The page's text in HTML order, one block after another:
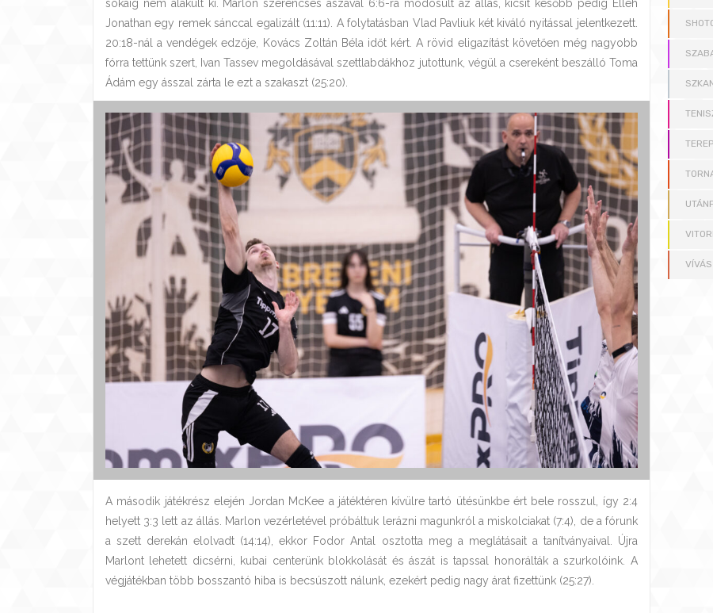
sokáig nem alakult ki. Marlon szerencsés ászával 6:6-ra módosult az állás, kicsit később pedig Elleh
Jonathan egy remek sánccal egalizált (11:11). A folytatásban Vlad Pavliuk két kiváló nyitással jelentkezett.
20:18-nál a vendégek edzője, Kovács Zoltán Béla időt kért. A rövid eligazítást követően még nagyobb
fórra tettünk szert, Ivan Tassev megoldásával szettlabdákhoz jutottunk, végül a csereként beszálló Toma
Ádám egy ásszal zárta le ezt a szakaszt (25:20).
A második játékrész elején Jordan McKee a játéktéren kívülre tartó ütésünkbe ért bele rosszul, így 2:4
helyett 3:3 lett az állás. Marlon vezérletével próbáltuk lerázni magunkról a miskolciakat (7:4), de a fórunk
a szett derekán elolvadt (14:14), ekkor Fodor Antal osztotta meg a meglátásait a tanítványaival. Újra
Marlont lehetett dicsérni, kubai centerünk blokkolását és ászát is tapssal honorálták a szurkolóink. A
végjátékban több bosszantó hiba is becsúszott nálunk, ezekért pedig nagy árat fizettünk (25:27).
VÍVÁS